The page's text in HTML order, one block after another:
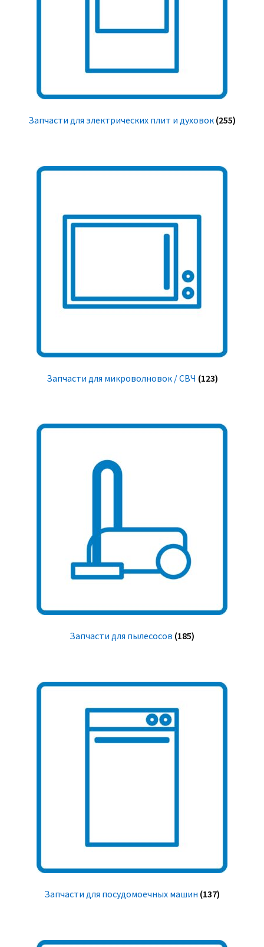
Запчасти для электрических плит и духовок (255)
Запчасти для микроволновок / СВЧ (123)
Запчасти для пылесосов (185)
Запчасти для посудомоечных машин (137)